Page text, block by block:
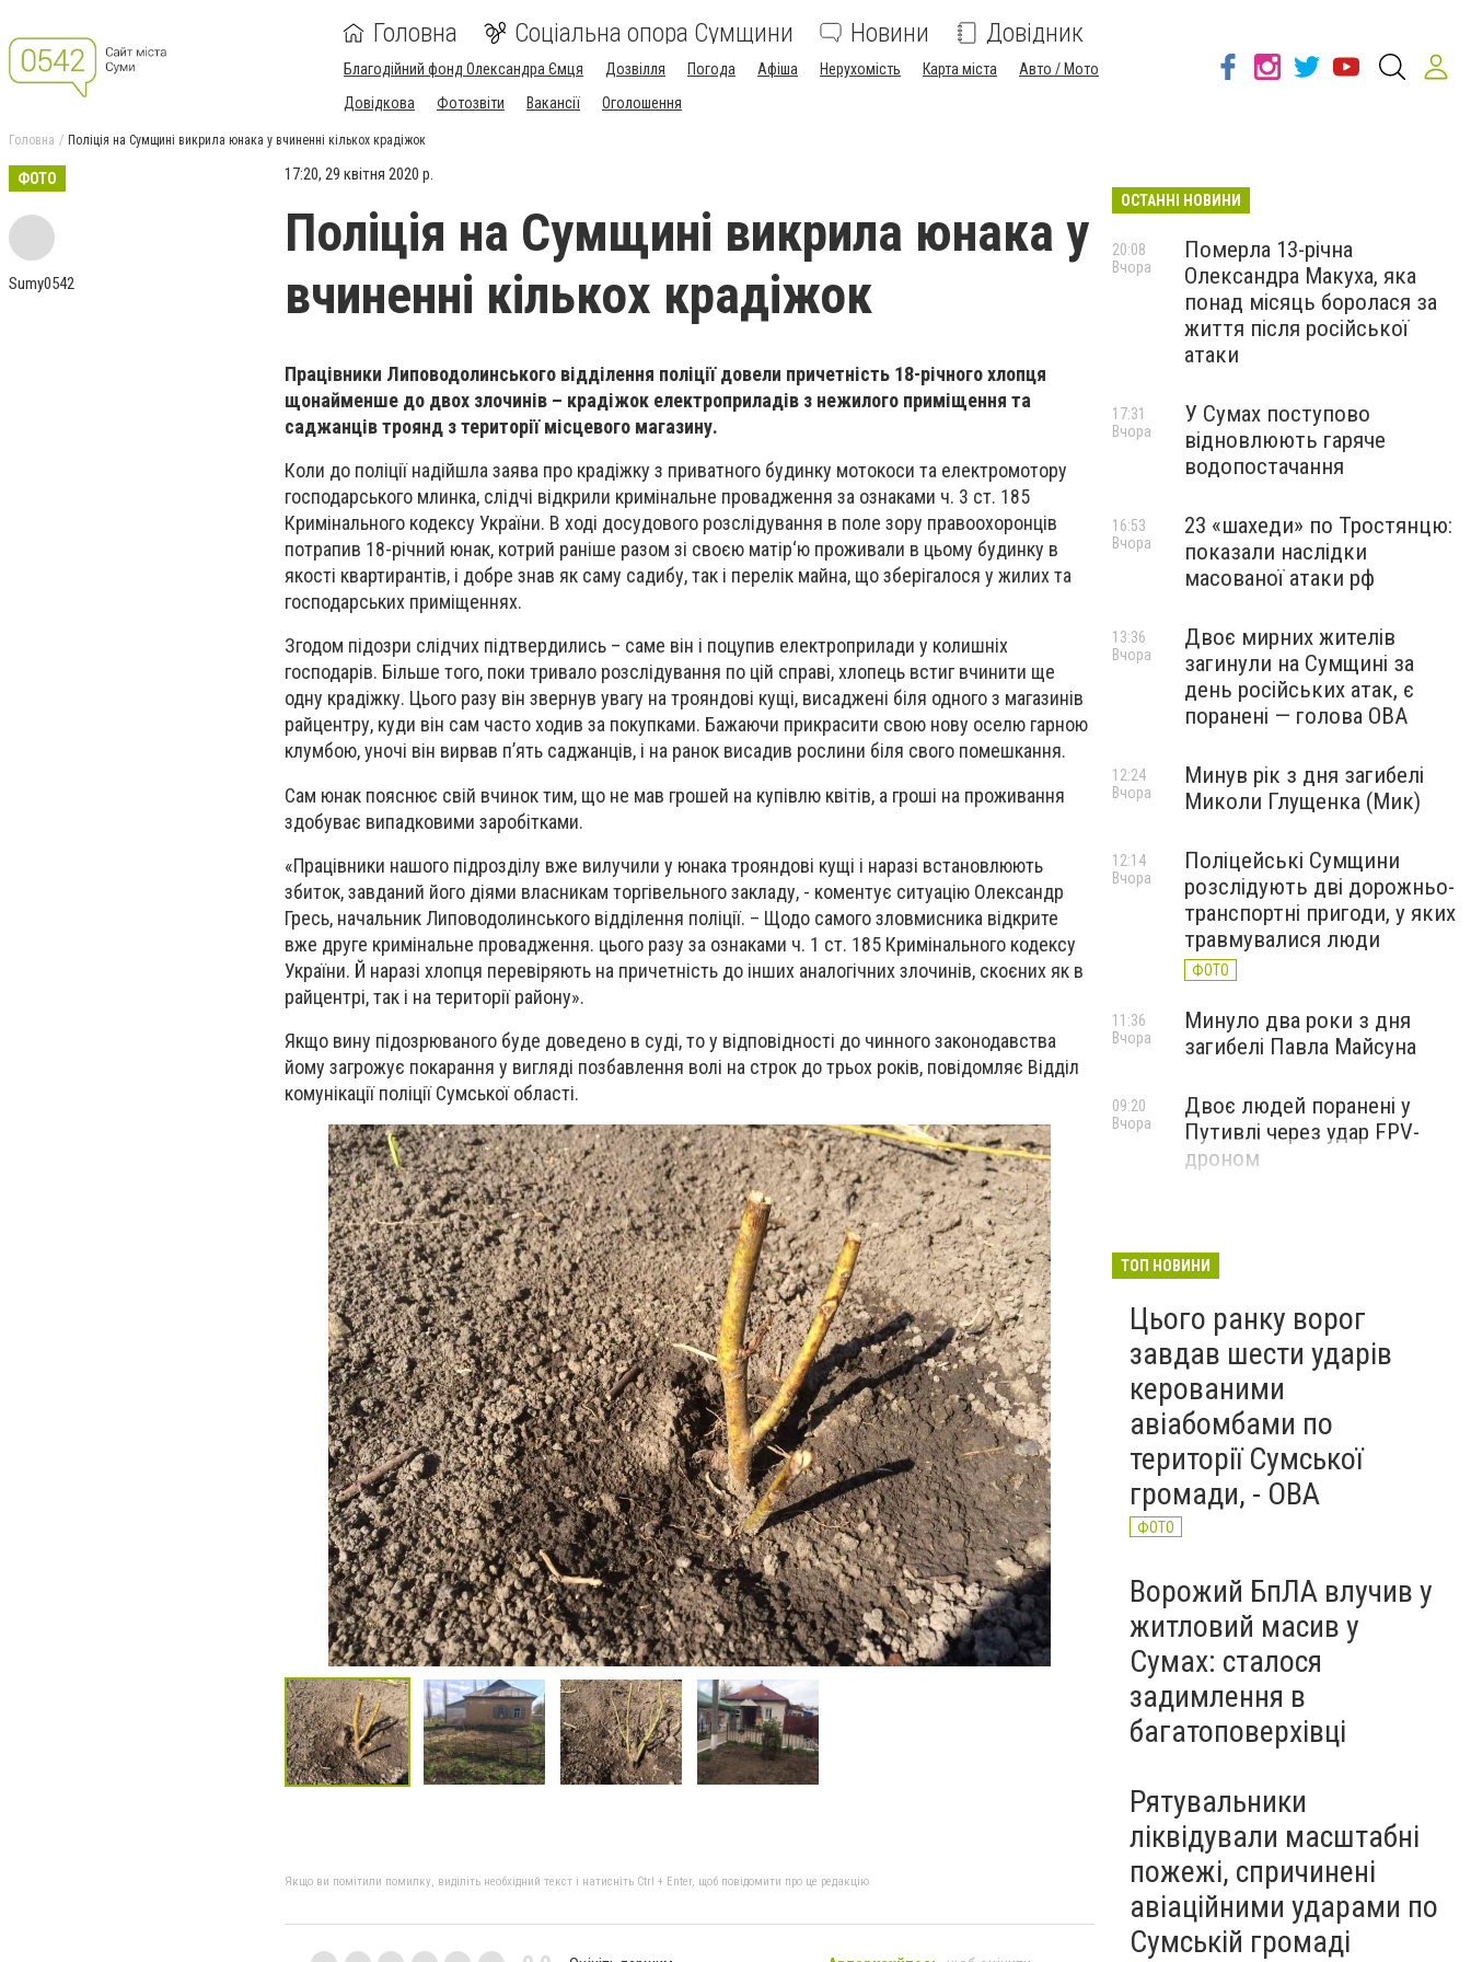
Головна Соціальна опора Сумщини Новини Довідник
Благодійний фонд Олександра Ємця Дозвілля Погода Афіша Нерухомість Карта міста
Авто / Мото
Довідкова
Фотозвіти Вакансії Оголошення
Головна Поліція на Сумщині викрила юнака у вчиненні кількох крадіжок
ФОТО
Sumy0542
17:20, 29 квітня 2020 р.
Поліція на Сумщині викрила юнака у
вчиненні кількох крадіжок
Працівники Липоводолинського відділення поліції довели причетність 18-річного хлопця
щонайменше до двох злочинів – крадіжок електроприладів з нежилого приміщення та
саджанців троянд з території місцевого магазину.
Коли до поліції надійшла заява про крадіжку з приватного будинку мотокоси та електромотору
господарського млинка, слідчі відкрили кримінальне провадження за ознаками ч. 3 ст. 185
Кримінального кодексу України. В ході досудового розслідування в поле зору правоохоронців
потрапив 18-річний юнак, котрий раніше разом зі своєю матір‘ю проживали в цьому будинку в
якості квартирантів, і добре знав як саму садибу, так і перелік майна, що зберігалося у жилих та
господарських приміщеннях.
Згодом підозри слідчих підтвердились – саме він і поцупив електроприлади у колишніх
господарів. Більше того, поки тривало розслідування по цій справі, хлопець встиг вчинити ще
одну крадіжку. Цього разу він звернув увагу на трояндові кущі, висаджені біля одного з магазинів
райцентру, куди він сам часто ходив за покупками. Бажаючи прикрасити свою нову оселю гарною
клумбою, уночі він вирвав п’ять саджанців, і на ранок висадив рослини біля свого помешкання.
Сам юнак пояснює свій вчинок тим, що не мав грошей на купівлю квітів, а гроші на проживання
здобуває випадковими заробітками.
«Працівники нашого підрозділу вже вилучили у юнака трояндові кущі і наразі встановлюють
збиток, завданий його діями власникам торгівельного закладу, - коментує ситуацію Олександр
Гресь, начальник Липоводолинського відділення поліції. – Щодо самого зловмисника відкрите
вже друге кримінальне провадження. цього разу за ознаками ч. 1 ст. 185 Кримінального кодексу
України. Й наразі хлопця перевіряють на причетність до інших аналогічних злочинів, скоєних як в
райцентрі, так і на території району».
Якщо вину підозрюваного буде доведено в суді, то у відповідності до чинного законодавства
йому загрожує покарання у вигляді позбавлення волі на строк до трьох років, повідомляє Відділ
комунікації поліції Сумської області.
Якщо ви помітили помилку, виділіть необхідний текст і натисніть Ctrl + Enter, щоб повідомити про це редакцію
ОСТАННІ НОВИНИ
Померла 13-річна
Олександра Макуха, яка
понад місяць боролася за
життя після російської
атаки
20:08
Вчора
У Сумах поступово
відновлюють гаряче
водопостачання
17:31
Вчора
23 «шахеди» по Тростянцю:
показали наслідки
масованої атаки рф
16:53
Вчора
Двоє мирних жителів
загинули на Сумщині за
день російських атак, є
поранені — голова ОВА
13:36
Вчора
Минув рік з дня загибелі
Миколи Глущенка (Мик)
12:24
Вчора
Поліцейські Сумщини
розслідують дві дорожньо-
транспортні пригоди, у яких
травмувалися люди
ФОТО
12:14
Вчора
Минуло два роки з дня
загибелі Павла Майсуна
11:36
Вчора
Двоє людей поранені у
Путивлі через удар FPV-
дроном
09:20
Вчора
ТОП НОВИНИ
Цього ранку ворог
завдав шести ударів
керованими
авіабомбами по
території Сумської
громади, - ОВА
ФОТО
Ворожий БпЛА влучив у
житловий масив у
Сумах: сталося
задимлення в
багатоповерхівці
Рятувальники
ліквідували масштабні
пожежі, спричинені
авіаційними ударами по
Сумській громаді